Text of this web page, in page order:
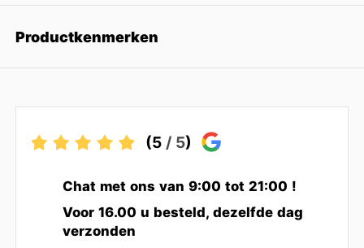
Productkenmerken
(5 / 5)
Chat met ons van 9:00 tot 21:00 !
Voor 16.00 u besteld, dezelfde dag
verzonden